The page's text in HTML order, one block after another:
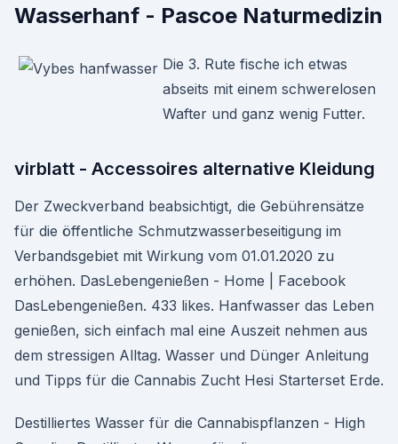
Wasserhanf - Pascoe Naturmedizin
Die 3. Rute fische ich etwas
abseits mit einem schwerelosen
Wafter und ganz wenig Futter.
virblatt - Accessoires alternative Kleidung
Der Zweckverband beabsichtigt, die Gebührensätze
für die öffentliche Schmutzwasserbeseitigung im
Verbandsgebiet mit Wirkung vom 01.01.2020 zu
erhöhen. DasLebengenießen - Home | Facebook
DasLebengenießen. 433 likes. Hanfwasser das Leben
genießen, sich einfach mal eine Auszeit nehmen aus
dem stressigen Alltag. Wasser und Dünger Anleitung
und Tipps für die Cannabis Zucht Hesi Starterset Erde.
Destilliertes Wasser für die Cannabispflanzen - High